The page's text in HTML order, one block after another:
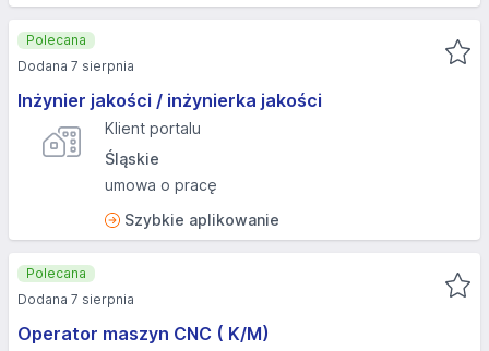
Inżynier jakości / inżynierka jakości
Klient portalu
Śląskie
umowa o pracę
Szybkie aplikowanie
Polecana
Dodana 7 sierpnia
Operator maszyn CNC ( K/M)
Polecana
Dodana 7 sierpnia